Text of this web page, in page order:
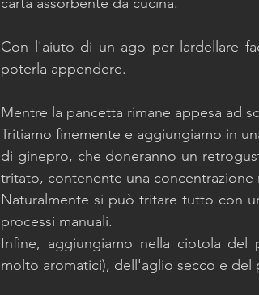
Con l'aiuto di un ago per lardellare
poterla appendere.
Mentre la pancetta rimane appesa ad
Tritiamo finemente e aggiungiamo in
di ginepro, che doneranno un
tritato, contenente una concentrazione
Naturalmente si può tritare tutto con
processi manuali.
Infine, aggiungiamo nella ciotola
molto aromatici), dell'aglio secco e del